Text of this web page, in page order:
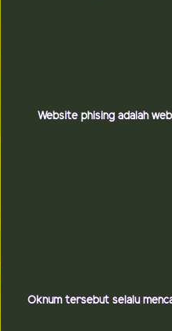
Website phising adalah
Oknum tersebut selalu